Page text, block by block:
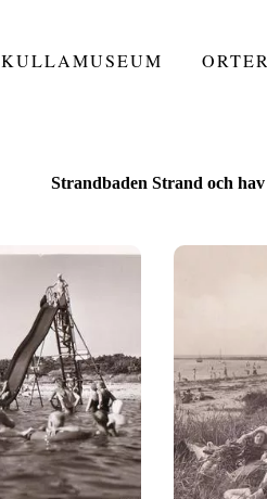
KULLAMUSEUM ORTER
Strandbaden Strand och hav